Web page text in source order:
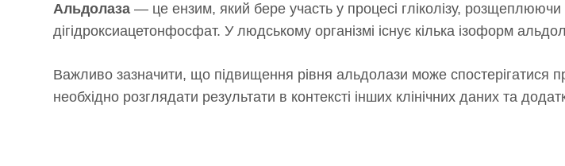
Альдолаза — це ензим, який бере участь у процесі гліколізу,
дігідроксиацетонфосфат. У людському організмі існує кілька ізоформ
Важливо зазначити, що підвищення рівня альдолази може спостерігатися
необхідно розглядати результати в контексті інших клінічних даних та